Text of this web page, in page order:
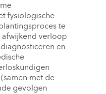
fysiologische
te
afwijkend verloop
en
met de
gevolgen